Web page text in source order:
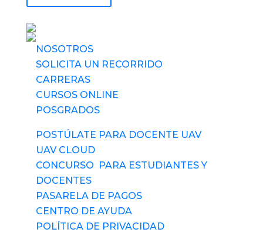
NOSOTROS
SOLICITA UN RECORRIDO
CARRERAS
CURSOS ONLINE
POSGRADOS
POSTÚLATE PARA DOCENTE UAV
UAV CLOUD
CONCURSO PARA ESTUDIANTES Y
DOCENTES
PASARELA DE PAGOS
CENTRO DE AYUDA
POLÍTICA DE PRIVACIDAD